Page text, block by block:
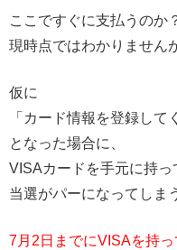
ここですぐに支払うのか
現時点ではわかりません
仮に
「カード情報を登録して
となった場合に、
VISAカードを手元に持っ
当選がパーになってしま
7月2日までにVISAを持